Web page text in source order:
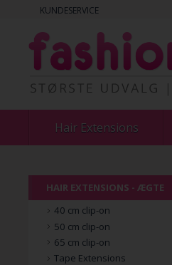
KUNDESERVICE
Hair Extensions
HAIR EXTENSIONS - ÆGTE
40 cm clip-on
50 cm clip-on
65 cm clip-on
Tape Extensions